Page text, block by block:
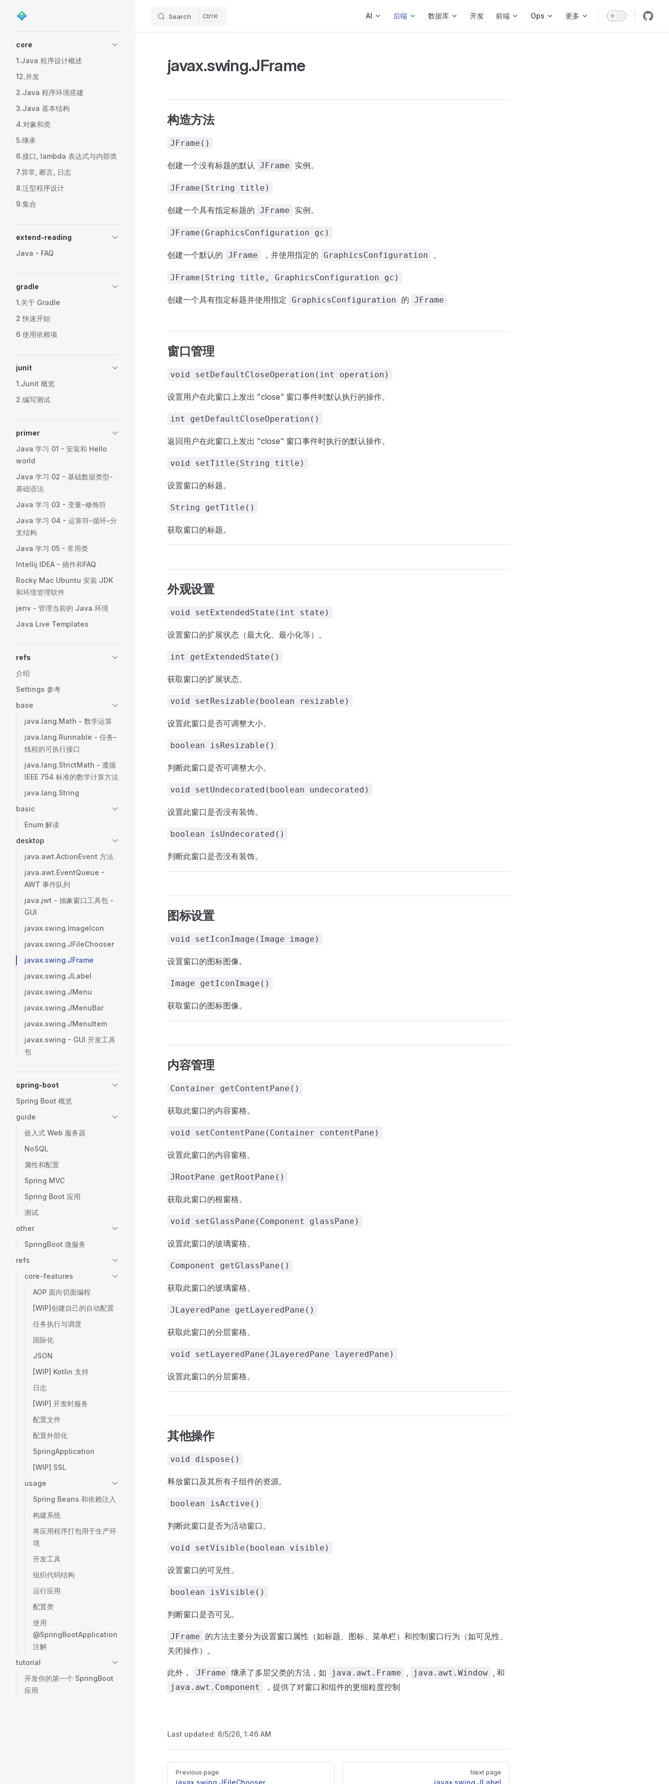
Skip to content Search K AI 后端 数据库 开发 前端 Ops 更多
core
1.Java 程序设计概述
12.并发
2.Java 程序环境搭建
3.Java 基本结构
4.对象和类
5.继承
6.接口, lambda 表达式与内部类
7.异常, 断言, 日志
8.泛型程序设计
9.集合
extend-reading
Java - FAQ
gradle
1.关于 Gradle
2 快速开始
6 使用依赖项
junit
1.Junit 概览
2.编写测试
primer
Java 学习 01 - 安装和 Hello
world
Java 学习 02 - 基础数据类型-
基础语法
Java 学习 03 - 变量-修饰符
Java 学习 04 - 运算符-循环-分
支结构
Java 学习 05 - 常用类
Intellij IDEA - 插件和FAQ
Rocky Mac Ubuntu 安装 JDK
和环境管理软件
jenv - 管理当前的 Java 环境
Java Live Templates
refs
介绍
Settings 参考
base
java.lang.Math - 数学运算
java.lang.Runnable - 任务-
线程的可执行接口
java.lang.StrictMath - 遵循
IEEE 754 标准的数学计算方法
java.lang.String
basic
Enum 解读
desktop
java.awt.ActionEvent 方法
java.awt.EventQueue -
AWT 事件队列
java.jwt - 抽象窗口工具包 -
GUI
javax.swing.ImageIcon
javax.swing.JFileChooser
javax.swing.JFrame
javax.swing.JLabel
javax.swing.JMenu
javax.swing.JMenuBar
javax.swing.JMenuItem
javax.swing - GUI 开发工具
包
spring-boot
Spring Boot 概览
guide
嵌入式 Web 服务器
NoSQL
属性和配置
Spring MVC
Spring Boot 应用
测试
other
SpringBoot 微服务
refs
core-features
AOP 面向切面编程
[WIP]创建自己的自动配置
任务执行与调度
国际化
JSON
[WIP] Kotlin 支持
日志
[WIP] 开发时服务
配置文件
配置外部化
SpringApplication
[WIP] SSL
usage
Spring Beans 和依赖注入
构建系统
将应用程序打包用于生产环
境
开发工具
组织代码结构
运行应用
配置类
使用
@SpringBootApplication
注解
tutorial
开发你的第一个 SpringBoot
应用
javax.swing.JFrame
构造方法
JFrame()
创建一个没有标题的默认 JFrame 实例。
JFrame(String title)
创建一个具有指定标题的 JFrame 实例。
JFrame(GraphicsConfiguration gc)
创建一个默认的 JFrame ，并使用指定的 GraphicsConfiguration 。
JFrame(String title, GraphicsConfiguration gc)
创建一个具有指定标题并使用指定 GraphicsConfiguration 的 JFrame
窗口管理
void setDefaultCloseOperation(int operation)
设置用户在此窗口上发出 "close" 窗口事件时默认执行的操作。
int getDefaultCloseOperation()
返回用户在此窗口上发出 "close" 窗口事件时执行的默认操作。
void setTitle(String title)
设置窗口的标题。
String getTitle()
获取窗口的标题。
外观设置
void setExtendedState(int state)
设置窗口的扩展状态（最大化、最小化等）。
int getExtendedState()
获取窗口的扩展状态。
void setResizable(boolean resizable)
设置此窗口是否可调整大小。
boolean isResizable()
判断此窗口是否可调整大小。
void setUndecorated(boolean undecorated)
设置此窗口是否没有装饰。
boolean isUndecorated()
判断此窗口是否没有装饰。
图标设置
void setIconImage(Image image)
设置窗口的图标图像。
Image getIconImage()
获取窗口的图标图像。
内容管理
Container getContentPane()
获取此窗口的内容窗格。
void setContentPane(Container contentPane)
设置此窗口的内容窗格。
JRootPane getRootPane()
获取此窗口的根窗格。
void setGlassPane(Component glassPane)
设置此窗口的玻璃窗格。
Component getGlassPane()
获取此窗口的玻璃窗格。
JLayeredPane getLayeredPane()
获取此窗口的分层窗格。
void setLayeredPane(JLayeredPane layeredPane)
设置此窗口的分层窗格。
其他操作
void dispose()
释放窗口及其所有子组件的资源。
boolean isActive()
判断此窗口是否为活动窗口。
void setVisible(boolean visible)
设置窗口的可见性。
boolean isVisible()
判断窗口是否可见。
JFrame
的方法主要分为设置窗口属性（如标题、图标、菜单栏）和控制窗口行为（如可见性、
关闭操作）。
此外， JFrame 继承了多层父类的方法，如 java.awt.Frame , java.awt.Window , 和
java.awt.Component ，提供了对窗口和组件的更细粒度控制
Last updated: 8/5/26, 1:46 AM
Pager
Previous page
javax.swing.JFileChooser
Next page
javax.swing.JLabel